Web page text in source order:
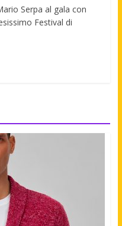
Serpa al gala con
Festival di